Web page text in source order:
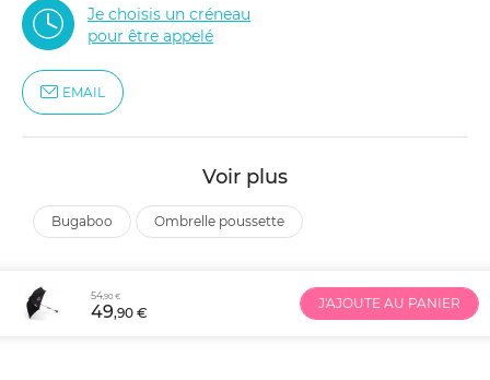
Je choisis un créneau
pour être appelé
EMAIL
Voir plus
bugaboo ombrelle poussette
54,90 €
49,90 €
J'AJOUTE AU PANIER